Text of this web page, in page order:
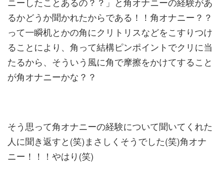
るかどうか聞かれたからである！！角オナニー？？
って一瞬机とかの角にクリトリスなどをこすりつけ
ることにより、角って結構ピンポイントでクリに当
たるから、そういう風に角で摩擦をかけてすること
が角オナニーかな？？
そう思って角オナニーの経験について聞いてくれた
人に聞き返すと(笑)まさしくそうでした(笑)角オナ
ニー！！！やはり(笑)